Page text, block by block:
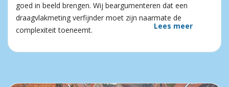
goed in beeld brengen. Wij beargumenteren dat een
draagvlakmeting verfijnder moet zijn naarmate de
complexiteit toeneemt.
Lees meer